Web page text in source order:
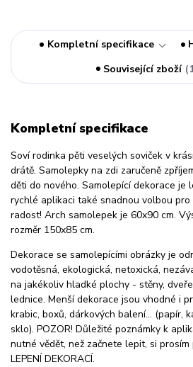
Kompletní specifikace
Související zboží
Kompletní specifikace
Soví rodinka pěti veselých soviček v
drátě. Samolepky na zdi zaručeně
děti do nového. Samolepící dekorace je
rychlé aplikaci také snadnou volbou pro
radost! Arch samolepek je 60x90 cm.
rozměr 150x85 cm.
Dekorace se samolepícími obrázky je
vodotěsná, ekologická, netoxická,
na jakékoliv hladké plochy - stěny,
lednice. Menší dekorace jsou vhodné i
krabic, boxů, dárkových balení... (papír,
sklo). POZOR! Důležité poznámky k
nutné vědět, než začnete lepit, si
LEPENÍ DEKORACÍ.